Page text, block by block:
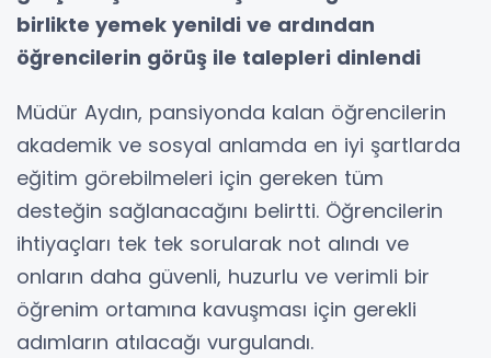
birlikte yemek yenildi ve ardından
öğrencilerin görüş ile talepleri dinlendi
Müdür Aydın, pansiyonda kalan öğrencilerin
akademik ve sosyal anlamda en iyi şartlarda
eğitim görebilmeleri için gereken tüm
desteğin sağlanacağını belirtti. Öğrencilerin
ihtiyaçları tek tek sorularak not alındı ve
onların daha güvenli, huzurlu ve verimli bir
öğrenim ortamına kavuşması için gerekli
adımların atılacağı vurgulandı.